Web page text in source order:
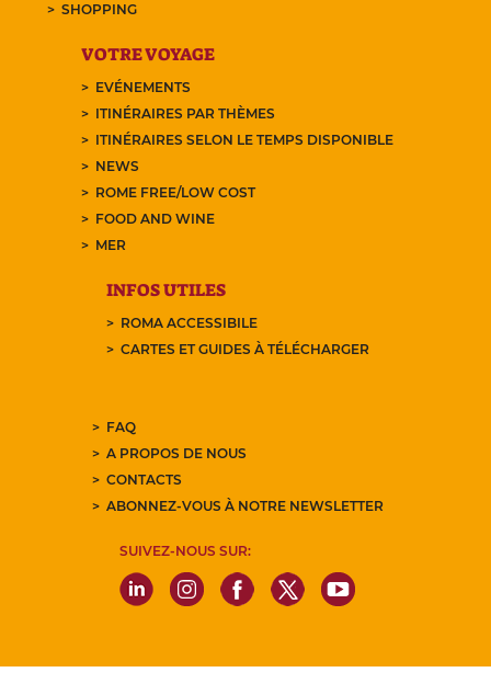
SHOPPING
VOTRE VOYAGE
EVÉNEMENTS
ITINÉRAIRES PAR THÈMES
ITINÉRAIRES SELON LE TEMPS DISPONIBLE
NEWS
ROME FREE/LOW COST
FOOD AND WINE
MER
INFOS UTILES
ROMA ACCESSIBILE
CARTES ET GUIDES À TÉLÉCHARGER
FAQ
A PROPOS DE NOUS
CONTACTS
ABONNEZ-VOUS À NOTRE NEWSLETTER
SUIVEZ-NOUS SUR: